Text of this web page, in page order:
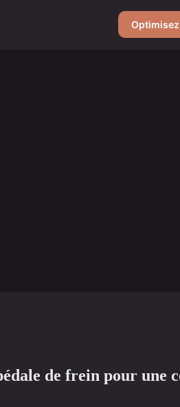
de frein pour une